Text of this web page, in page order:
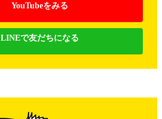
YouTubeをみる
LINEで友だちになる